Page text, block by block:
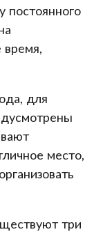
постоянного
для
место,
три